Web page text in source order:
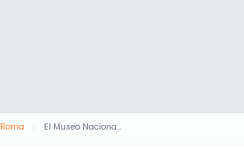
Roma El Museo Nacional de Castel Sant'Angelo en Roma